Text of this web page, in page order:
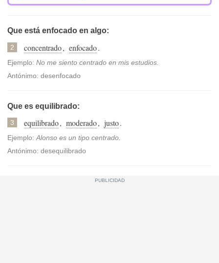
Que está enfocado en algo:
2 concentrado, enfocado.
Ejemplo: No me siento centrado en mis estudios.
Antónimo: desenfocado
Que es equilibrado:
3 equilibrado, moderado, justo.
Ejemplo:Alonso es un tipo centrado.
Antónimo: desequilibrado